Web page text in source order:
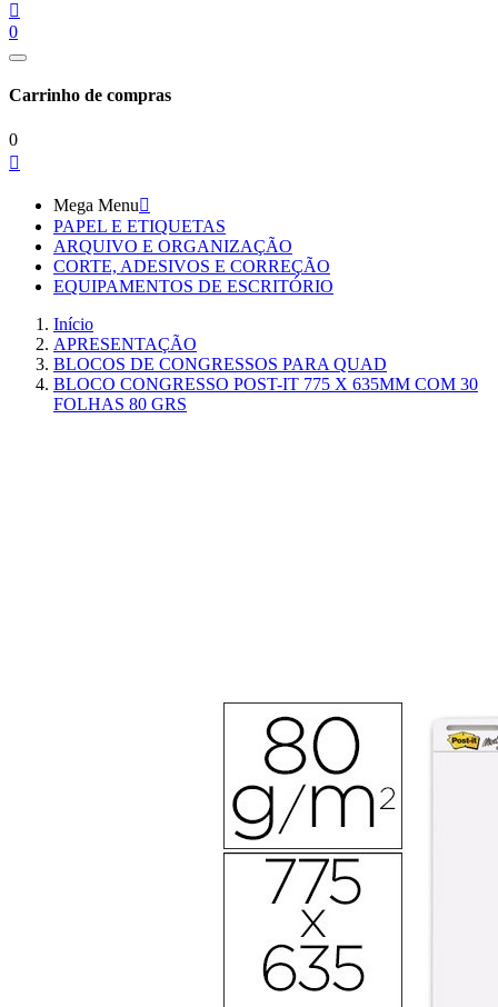

0
Carrinho de compras
0

Mega Menu
PAPEL E ETIQUETAS
ARQUIVO E ORGANIZAÇÃO
CORTE, ADESIVOS E CORREÇÃO
EQUIPAMENTOS DE ESCRITÓRIO
Início
APRESENTAÇÃO
BLOCOS DE CONGRESSOS PARA QUAD
BLOCO CONGRESSO POST-IT 775 X 635MM COM 30
FOLHAS 80 GRS